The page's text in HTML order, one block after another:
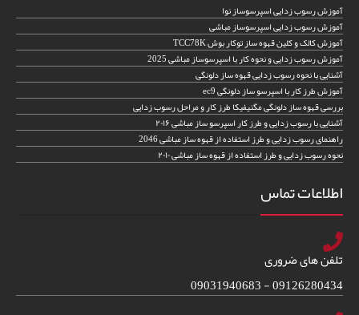
آموزش رسوب زدایی اسپرسوساز نوا
آموزش رسوب زدایی اسپرسوساز مباشی
آموزش کالک و کلین قهوه ساز توکار بوش TCC78K
آموزش رسوب زدایی و نحوه کار با اسپرسوساز مباشی 2025
آشنایی با نحوه رسوب زدایی قهوه ساز دلونگی
آموزش طرز کار با اسپرسو ساز دلونگی ec9
بررسی قهوه ساز دلونگی مگنیفیکا طرز کار و مراحل رسوب زدایی
آشنایی با رسوب زدایی و طرز کار اسپرسو ساز مباشی ۲۰۱۶
راهنمای رسوب زدایی و طرز استفاده از قهوه ساز مباشی 2046
نحوه رسوب زدایی و طرز استفاده از قهوه ساز مباشی ۲۰۱۰
اطلاعات تماس
تلفن های ضروری
09126280434 - 09031940683